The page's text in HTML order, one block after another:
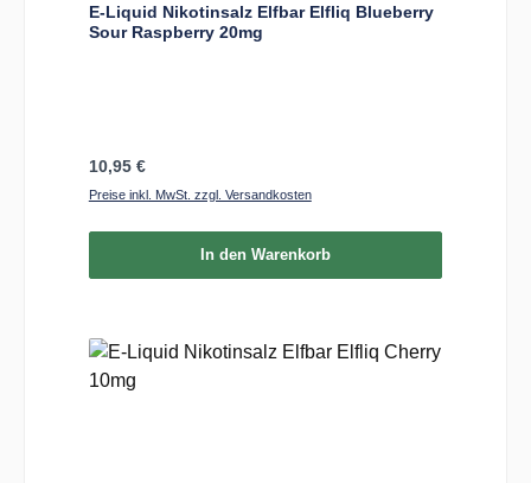
E-Liquid Nikotinsalz Elfbar Elfliq Blueberry
Sour Raspberry 20mg
Regulärer Preis:
10,95 €
Preise inkl. MwSt. zzgl. Versandkosten
In den Warenkorb